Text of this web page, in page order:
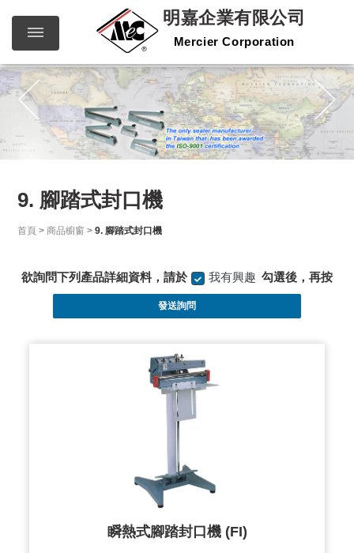
明嘉企
業有限
公司
Mercier
繁體中文 English
9. 腳踏式封口機
首頁 >商品櫥窗 >9. 腳踏式封口機
欲詢問下列產品詳細資料，請於 我有興趣 勾選後，再按
發送詢問
瞬熱式腳踏封口機 (FI)
明嘉企業有限公司
Mercier Corporation